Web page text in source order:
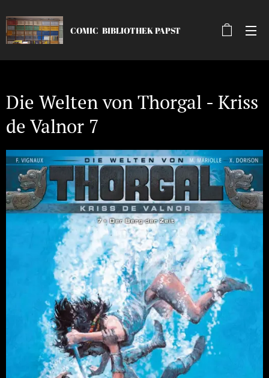
COMIC BIBLIOTHEKPAPST
Die Welten von Thorgal - Kriss
de Valnor 7